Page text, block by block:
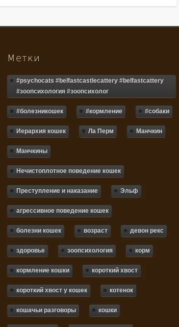
Метки
#psychocats #belfastcastlecattery #belfastcattery
#зоопсихология #зоопсихолог
#болезникошек #кормление #собаки
Иерархия кошек Ла Перм Манчкин
Манчкины
Нечистоплотное поведение кошек
Преступление и наказание Эльф
агрессивное поведение кошек
болезни кошек возраст девон рекс
здоровье зоопсихология корм
кормление кошки короткий хвост
короткий хвост у кошек котенок
кошачьи разговоры кошки